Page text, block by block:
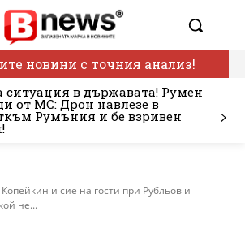
новини с точния анализ!
ситуация в държавата! Румен
от МС: Дрон навлезе в
Румъния и бе взривен
Копейкин и сие на гости при Рубльов и
не...